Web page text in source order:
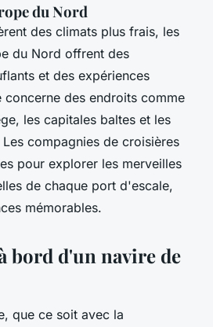
du Nord
des climats plus frais, les
du Nord offrent des
et des expériences
concerne des endroits comme
les capitales baltes et les
compagnies de croisières
pour explorer les merveilles
de chaque port d'escale,
mémorables.
bord d'un navire de
que ce soit avec la